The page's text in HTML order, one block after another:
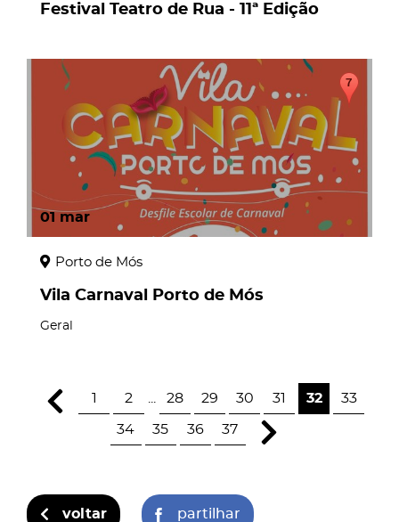
Festival Teatro de Rua - 11ª Edição
01 mar
Porto de Mós
Vila Carnaval Porto de Mós
Geral
1 2 28 29 30 31 32 33
34 35 36 37
voltar partilhar